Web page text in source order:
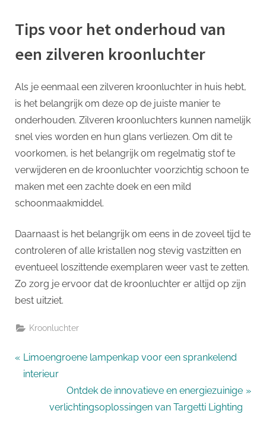
Tips voor het onderhoud van
een zilveren kroonluchter
Als je eenmaal een zilveren kroonluchter in huis hebt,
is het belangrijk om deze op de juiste manier te
onderhouden. Zilveren kroonluchters kunnen namelijk
snel vies worden en hun glans verliezen. Om dit te
voorkomen, is het belangrijk om regelmatig stof te
verwijderen en de kroonluchter voorzichtig schoon te
maken met een zachte doek en een mild
schoonmaakmiddel.
Daarnaast is het belangrijk om eens in de zoveel tijd te
controleren of alle kristallen nog stevig vastzitten en
eventueel loszittende exemplaren weer vast te zetten.
Zo zorg je ervoor dat de kroonluchter er altijd op zijn
best uitziet.
Kroonluchter
Bericht
navigatie
P
r
Limoengroene lampenkap voor een sprankelend
interieur
N
e
Ontdek de innovatieve en energiezuinige
verlichtingsoplossingen van Targetti Lighting